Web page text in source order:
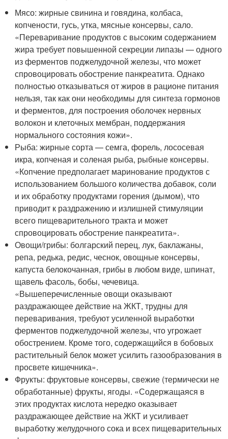
Мясо: жирные свинина и говядина, колбаса,
копчености, гусь, утка, мясные консервы, сало.
«Переваривание продуктов с высоким содержанием
жира требует повышенной секреции липазы — одного
из ферментов поджелудочной железы, что может
спровоцировать обострение панкреатита. Однако
полностью отказываться от жиров в рационе питания
нельзя, так как они необходимы для синтеза гормонов
и ферментов, для построения оболочек нервных
волокон и клеточных мембран, поддержания
нормального состояния кожи».
Рыба: жирные сорта — семга, форель, лососевая
икра, копченая и соленая рыба, рыбные консервы.
«Копчение предполагает маринование продуктов с
использованием большого количества добавок, соли
и их обработку продуктами горения (дымом), что
приводит к раздражению и излишней стимуляции
всего пищеварительного тракта и может
спровоцировать обострение панкреатита».
Овощи/грибы: болгарский перец, лук, баклажаны,
репа, редька, редис, чеснок, овощные консервы,
капуста белокочанная, грибы в любом виде, шпинат,
щавель фасоль, бобы, чечевица.
«Вышеперечисленные овощи оказывают
раздражающее действие на ЖКТ, трудны для
переваривания, требуют усиленной выработки
ферментов поджелудочной железы, что угрожает
обострением. Кроме того, содержащийся в бобовых
растительный белок может усилить газообразования в
просвете кишечника».
Фрукты: фруктовые консервы, свежие (термически не
обработанные) фрукты, ягоды. «Содержащаяся в
этих продуктах кислота нередко оказывает
раздражающее действие на ЖКТ и усиливает
выработку желудочного сока и всех пищеварительных